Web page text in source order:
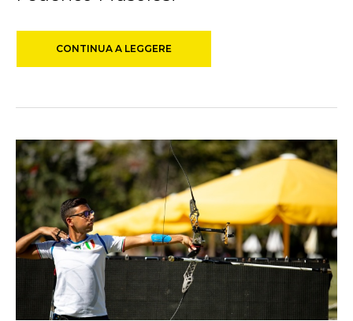
CONTINUA A LEGGERE